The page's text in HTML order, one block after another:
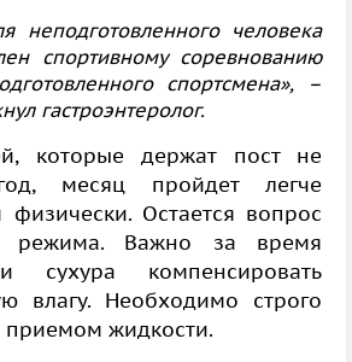
неподготовленного человека
спортивному соревнованию
спортсмена», –
гастроэнтеролог.
которые держат пост не
месяц пройдет легче
Остается вопрос
режима. Важно за время
сухура компенсировать
влагу. Необходимо строго
приемом жидкости.